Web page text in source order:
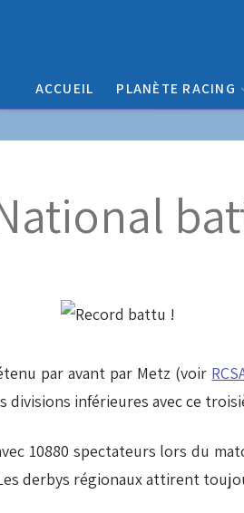
ACCUEIL PLANÈTE RACING
par avant par Metz (voir
inférieures avec ce
10880 spectateurs lors du
derbys régionaux attirent